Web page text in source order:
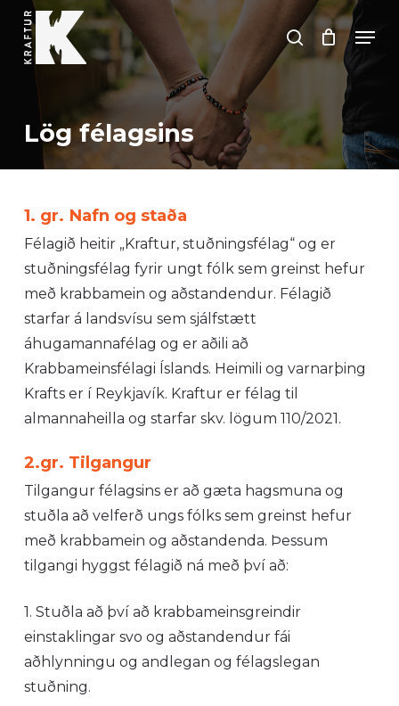
Skip
main
search
Lög félagsins
1. gr. Nafn og staða
Félagið heitir „Kraftur, stuðningsfélag“ og er
stuðningsfélag fyrir ungt fólk sem greinst hefur
með krabbamein og aðstandendur. Félagið
starfar á landsvísu sem sjálfstætt
áhugamannafélag og er aðili að
Krabbameinsfélagi Íslands. Heimili og varnarþing
Krafts er í Reykjavík. Kraftur er félag til
almannaheilla og starfar skv. lögum 110/2021.
2.gr. Tilgangur
Tilgangur félagsins er að gæta hagsmuna og
stuðla að velferð ungs fólks sem greinst hefur
með krabbamein og aðstandenda. Þessum
tilgangi hyggst félagið ná með því að:
1. Stuðla að því að krabbameinsgreindir
einstaklingar svo og aðstandendur fái
aðhlynningu og andlegan og félagslegan
stuðning.
Close